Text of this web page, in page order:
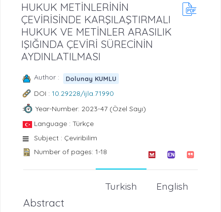
HUKUK METİNLERİNİN
ÇEVİRİSİNDE KARŞILAŞTIRMALI
HUKUK VE METİNLER ARASILIK
IŞIĞINDA ÇEVİRİ SÜRECİNİN
AYDINLATILMASI
Author : Dolunay KUMLU
DOI : 10.29228/ijla.71990
Year-Number: 2023-47 (Özel Sayı)
Language : Türkçe
Subject : Çeviribilim
Number of pages: 1-18
English
Turkish
Abstract